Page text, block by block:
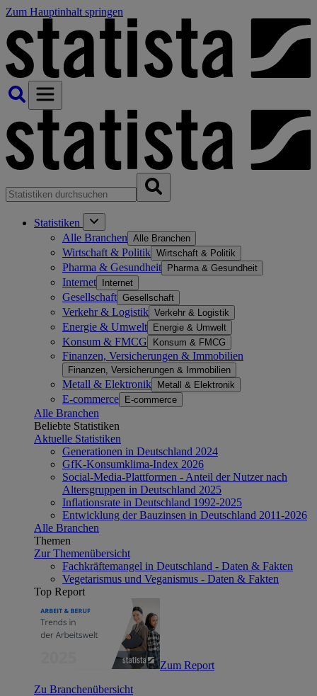
Zum Hauptinhalt springen
Statistiken
Alle Branchen Alle Branchen
Wirtschaft & Politik Wirtschaft & Politik
Pharma & Gesundheit Pharma & Gesundheit
Internet Internet
Gesellschaft Gesellschaft
Verkehr & Logistik Verkehr & Logistik
Energie & Umwelt Energie & Umwelt
Konsum & FMCG Konsum & FMCG
Finanzen, Versicherungen & Immobilien
Finanzen, Versicherungen & Immobilien
Metall & Elektronik Metall & Elektronik
E-commerce E-commerce
Alle Branchen
Beliebte Statistiken
Aktuelle Statistiken
Generationen in Deutschland 2024
GfK-Konsumklima-Index 2026
Social-Media-Plattformen - Anteil der Nutzer nach
Altersgruppen in Deutschland 2025
Inflationsrate in Deutschland 1992-2025
Entwicklung der Bauzinsen in Deutschland 2011-2026
Alle Branchen
Themen
Zur Themenübersicht
Fachkräftemangel in Deutschland - Daten & Fakten
Vegetarismus und Veganismus - Daten & Fakten
Top Report
Zum Report
Zu Branchenübersicht